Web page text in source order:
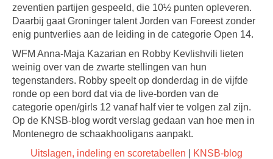
zeventien partijen gespeeld, die 10½ punten opleveren.
Daarbij gaat Groninger talent Jorden van Foreest zonder
enig puntverlies aan de leiding in de categorie Open 14.
WFM Anna-Maja Kazarian en Robby Kevlishvili lieten
weinig over van de zwarte stellingen van hun
tegenstanders. Robby speelt op donderdag in de vijfde
ronde op een bord dat via de live-borden van de
categorie open/girls 12 vanaf half vier te volgen zal zijn.
Op de KNSB-blog wordt verslag gedaan van hoe men in
Montenegro de schaakhooligans aanpakt.
Uitslagen, indeling en scoretabellen
KNSB-blog